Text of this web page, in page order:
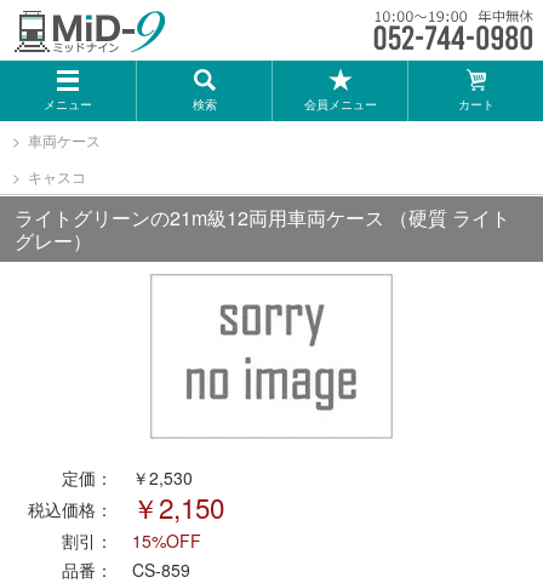
メニュー 検索 会員メニュー カート
メーカー一覧
TOMIX
KATO
GREENMAX
Bトレインショーティー
タカラトミー（プラレール）
車両ケース
キャスコ
ライトグリーンの21m級12両用車両ケース （硬質 ライト
グレー）
定価：
￥2,530
税込価格：
￥2,150
割引：
15%OFF
品番：
CS-859